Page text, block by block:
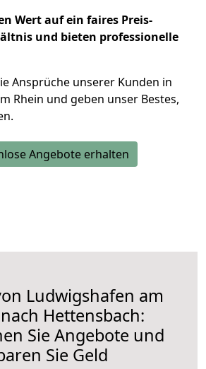
Wert auf ein faires Preis-
und bieten professionelle
Ansprüche unserer Kunden in
Rhein und geben unser Bestes,
Angebote erhalten
Ludwigshafen am
Hettensbach:
Sie Angebote und
Sie Geld